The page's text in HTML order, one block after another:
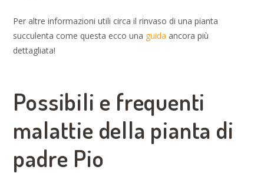
Per altre informazioni utili circa il rinvaso di una pianta
succulenta come questa ecco una guida ancora più
dettagliata!
Possibili e frequenti
malattie della pianta di
padre Pio